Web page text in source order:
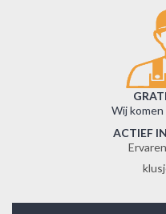
Wij
ACTIEF